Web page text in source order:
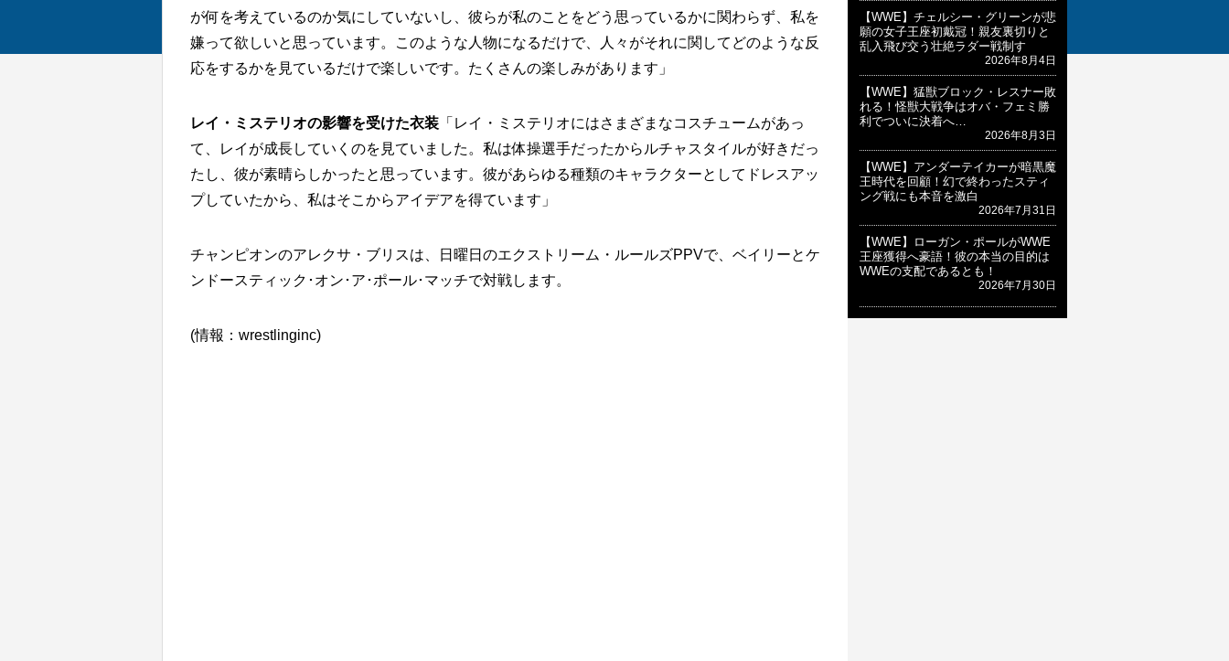
が何を考えているのか気にしていないし、彼らが私のことをどう思っているかに関わらず、私を
嫌って欲しいと思っています。このような人物になるだけで、人々がそれに関してどのような反
応をするかを見ているだけで楽しいです。たくさんの楽しみがあります」
レイ・ミステリオの影響を受けた衣装 「レイ・ミステリオにはさまざまなコスチュームがあっ
て、レイが成長していくのを見ていました。私は体操選手だったからルチャスタイルが好きだっ
たし、彼が素晴らしかったと思っています。彼があらゆる種類のキャラクターとしてドレスアッ
プしていたから、私はそこからアイデアを得ています」
チャンピオンのアレクサ・ブリスは、日曜日のエクストリーム・ルールズPPVで、ベイリーとケ
ンドースティック･オン･ア･ポール･マッチで対戦します。
(情報：wrestlinginc)
【WWE】チェルシー・グリーンが悲
願の女子王座初戴冠！親友裏切りと
乱入飛び交う壮絶ラダー戦制す
2026年8月4日
【WWE】猛獣ブロック・レスナー敗
れる！怪獣大戦争はオバ・フェミ勝
利でついに決着へ…
2026年8月3日
【WWE】アンダーテイカーが暗黒魔
王時代を回顧！幻で終わったスティ
ング戦にも本音を激白
2026年7月31日
【WWE】ローガン・ポールがWWE
王座獲得へ豪語！彼の本当の目的は
WWEの支配であるとも！
2026年7月30日